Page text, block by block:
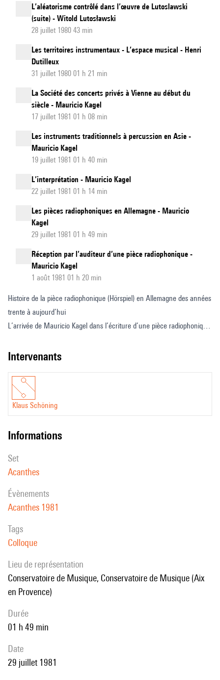
L’aléatorisme contrôlé dans l’œuvre de Lutoslawski
(suite) - Witold Lutosławski
28 juillet 1980 43 min
Les territoires instrumentaux - L’espace musical - Henri
Dutilleux
31 juillet 1980 01 h 21 min
La Société des concerts privés à Vienne au début du
siècle - Mauricio Kagel
17 juillet 1981 01 h 08 min
Les instruments traditionnels à percussion en Asie -
Mauricio Kagel
19 juillet 1981 01 h 40 min
L’interprétation - Mauricio Kagel
22 juillet 1981 01 h 14 min
Les pièces radiophoniques en Allemagne - Mauricio
Kagel
29 juillet 1981 01 h 49 min
Réception par l’auditeur d’une pièce radiophonique -
Mauricio Kagel
1 août 1981 01 h 20 min
Histoire de la pièce radiophonique (Hörspiel) en Allemagne des années
trente à aujourd’hui
L’arrivée de Mauricio Kagel dans l’écriture d’une pièce radiophonique
Extraits musicaux
intervenants
Klaus Schöning
informations
set
Acanthes
évènements
Acanthes 1981
Tags
Colloque
Lieu de représentation
Conservatoire de Musique, Conservatoire de Musique (Aix
en Provence)
durée
01 h 49 min
date
29 juillet 1981